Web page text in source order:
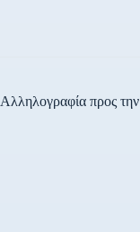
Αλληλογραφία προς